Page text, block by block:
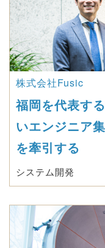
株式会社Fusic
福岡を代表す
いエンジニア
を牽引する
システム開発